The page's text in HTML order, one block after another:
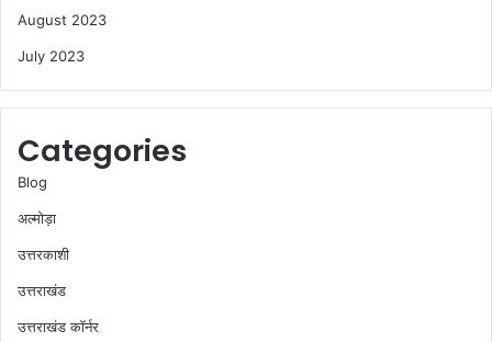
August 2023
July 2023
Categories
Blog
अल्मोड़ा
उत्तरकाशी
उत्तराखंड
उत्तराखंड कॉर्नर